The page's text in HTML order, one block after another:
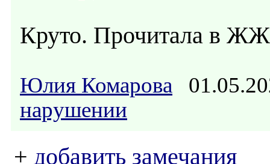
Круто. Прочитала в
Юлия Комарова
нарушении
+ добавить замечания